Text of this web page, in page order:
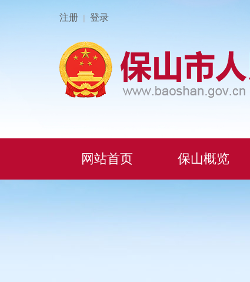
注册 | 登录
网站首页 保山概览